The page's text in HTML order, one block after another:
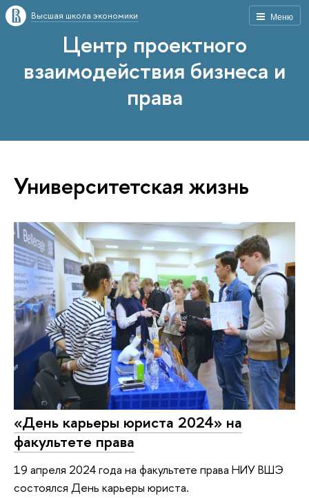
Меню
Высшая школа экономики
Центр проектного
взаимодействия бизнеса и
права
Университетская жизнь
«День карьеры юриста 2024» на
факультете права
19 апреля 2024 года на факультете права НИУ ВШЭ
состоялся День карьеры юриста.